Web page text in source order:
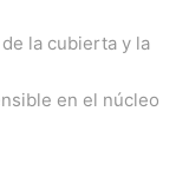
la cubierta y la
en el núcleo